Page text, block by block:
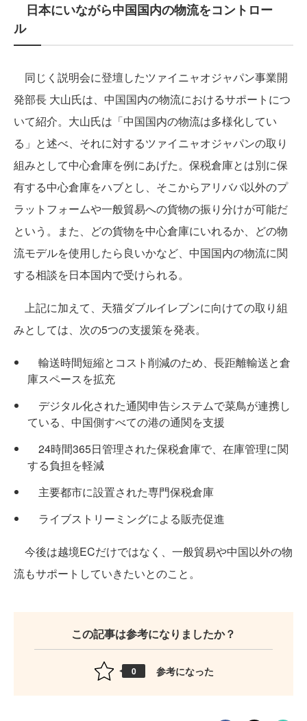
日本にいながら中国国内の物流をコントロー
ル
同じく説明会に登壇したツァイニャオジャパン事業開
発部長 大山氏は、中国国内の物流におけるサポートにつ
いて紹介。大山氏は「中国国内の物流は多様化してい
る」と述べ、それに対するツァイニャオジャパンの取り
組みとして中心倉庫を例にあげた。保税倉庫とは別に保
有する中心倉庫をハブとし、そこからアリババ以外のプ
ラットフォームや一般貿易への貨物の振り分けが可能だ
という。また、どの貨物を中心倉庫にいれるか、どの物
流モデルを使用したら良いかなど、中国国内の物流に関
する相談を日本国内で受けられる。
上記に加えて、天猫ダブルイレブンに向けての取り組
みとしては、次の5つの支援策を発表。
輸送時間短縮とコスト削減のため、長距離輸送と倉
庫スペースを拡充
デジタル化された通関申告システムで菜鳥が連携し
ている、中国側すべての港の通関を支援
24時間365日管理された保税倉庫で、在庫管理に関
する負担を軽減
主要都市に設置された専門保税倉庫
ライブストリーミングによる販売促進
今後は越境ECだけではなく、一般貿易や中国以外の物
流もサポートしていきたいとのこと。
この記事は参考になりましたか？
0 参考になった